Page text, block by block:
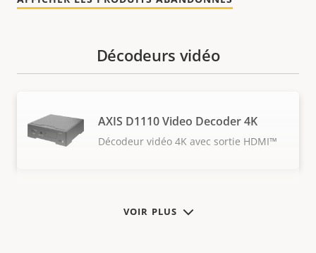
VOIR PLUS
Décodeurs vidéo
AXIS D1110 Video Decoder 4K
Décodeur vidéo 4K avec sortie HDMI™